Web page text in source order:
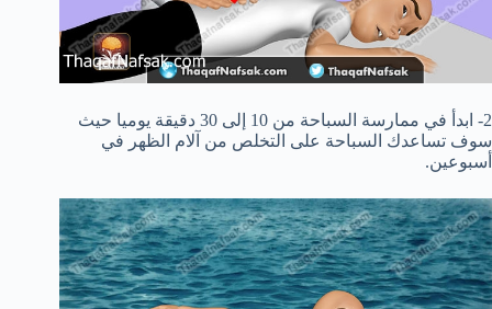
2- ابدأ في ممارسة السباحة من 10 إلى 30 دقيقة يوميا حيث
سوف تساعدك السباحة على التخلص من آلام الظهر في
أسبوعين.